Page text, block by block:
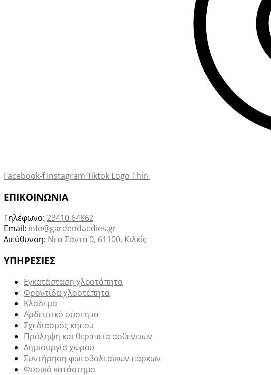
Facebook-f Instagram Tiktok Logo Thin
ΕΠΙΚΟΙΝΩΝΙΑ
Τηλέφωνο: 23410 64862
Email: info@gardendaddies.gr
Διεύθυνση: Νέα Σάντα 0, 61100, Κιλκίς
ΥΠΗΡΕΣΙΕΣ
Εγκατάσταση χλοοτάπητα
Φροντίδα χλοοτάπητα
Κλάδεμα
Αρδευτικό σύστημα
Σχεδιασμός κήπου
Πρόληψη και θεραπεία ασθενειών
Δημιουργία χώρου
Συντήρηση φωτοβολταϊκών πάρκων
Φυσικό κατάστημα